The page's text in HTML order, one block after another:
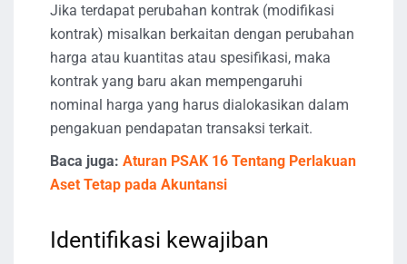
Jika terdapat perubahan kontrak (modifikasi
kontrak) misalkan berkaitan dengan perubahan
harga atau kuantitas atau spesifikasi, maka
kontrak yang baru akan mempengaruhi
nominal harga yang harus dialokasikan dalam
pengakuan pendapatan transaksi terkait.
Baca juga: Aturan PSAK 16 Tentang Perlakuan
Aset Tetap pada Akuntansi
Identifikasi kewajiban